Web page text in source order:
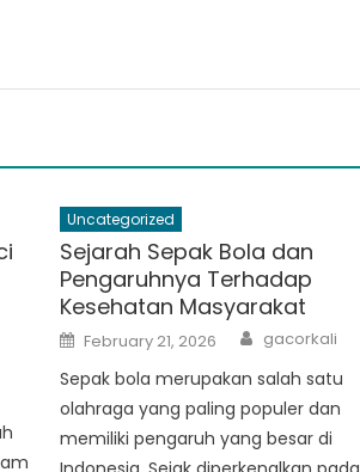
Uncategorized
Sejarah Sepak Bola dan
Pengaruhnya Terhadap
Kesehatan Masyarakat
Posted
on
February 21, 2026 Author
gacorkali
Sepak bola merupakan salah satu
olahraga yang paling populer dan
memiliki pengaruh yang besar di